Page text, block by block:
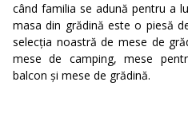
când familia se adună pentru a
masa din grădină este o piesă
selecția noastră de mese de
mese de camping, mese
balcon și mese de grădină.